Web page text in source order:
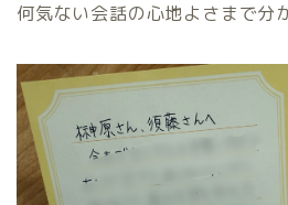
何気ない会話の心地よさまで分